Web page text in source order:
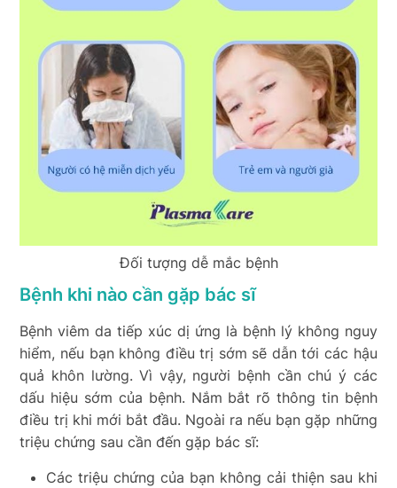
Đối tượng dễ mắc bệnh
Bệnh khi nào cần gặp bác sĩ
Bệnh viêm da tiếp xúc dị ứng là bệnh lý không nguy
hiểm, nếu bạn không điều trị sớm sẽ dẫn tới các hậu
quả khôn lường. Vì vậy, người bệnh cần chú ý các
dấu hiệu sớm của bệnh. Nắm bắt rõ thông tin bệnh
điều trị khi mới bắt đầu. Ngoài ra nếu bạn gặp những
triệu chứng sau cần đến gặp bác sĩ:
Các triệu chứng của bạn không cải thiện sau khi